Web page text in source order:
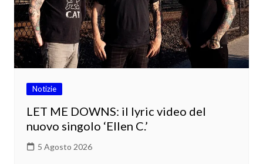
Notizie
LET ME DOWNS: il lyric video del
nuovo singolo ‘Ellen C.’
5 Agosto 2026